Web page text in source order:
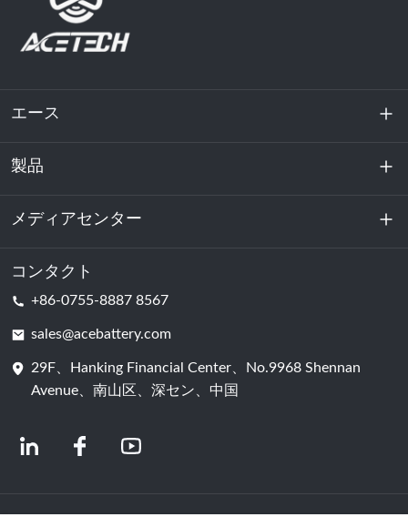
エース
私たちに関しては
持続可能性
製品
エネルギー貯蔵
データセンターおよびサーバー室
バッテリーセル
メディアセンター
ニュース
コンタクト
+86-0755-8887 8567
sales@acebattery.com
29F、Hanking Financial Center、No.9968 Shennan
Avenue、南山区、深セン、中国